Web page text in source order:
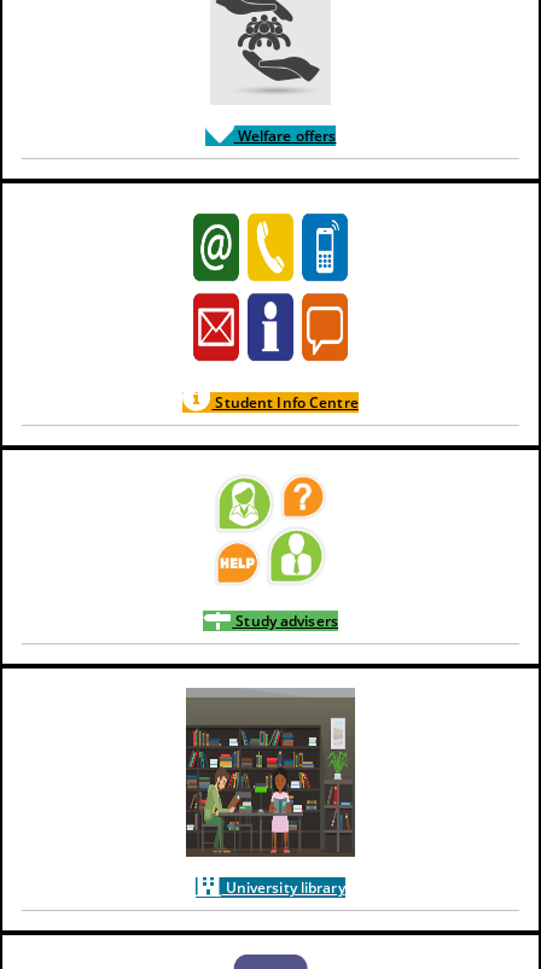
Welfare offers
Student Info Centre
Study advisers
University library